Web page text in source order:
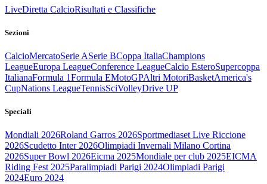
LiveDiretta CalcioRisultati e Classifiche
Sezioni
CalcioMercatoSerie ASerie BCoppa ItaliaChampions
LeagueEuropa LeagueConference LeagueCalcio EsteroSupercoppa
ItalianaFormula 1Formula EMotoGPAltri MotoriBasketAmerica's
CupNations LeagueTennisSciVolleyDrive UP
Speciali
Mondiali 2026Roland Garros 2026Sportmediaset Live Riccione
2026Scudetto Inter 2026Olimpiadi Invernali Milano Cortina
2026Super Bowl 2026Eicma 2025Mondiale per club 2025EICMA
Riding Fest 2025Paralimpiadi Parigi 2024Olimpiadi Parigi
2024Euro 2024